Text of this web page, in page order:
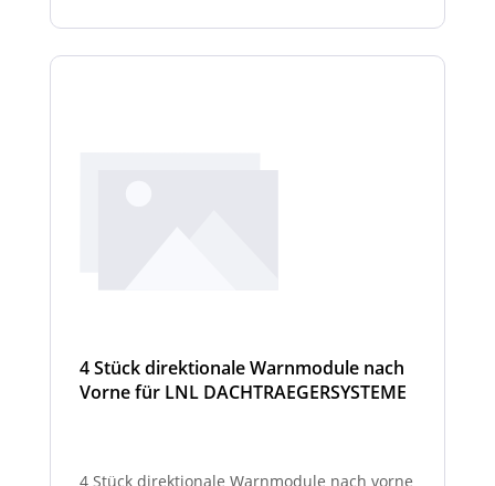
4 Stück direktionale Warnmodule nach
Vorne für LNL DACHTRAEGERSYSTEME
4 Stück direktionale Warnmodule nach vorne